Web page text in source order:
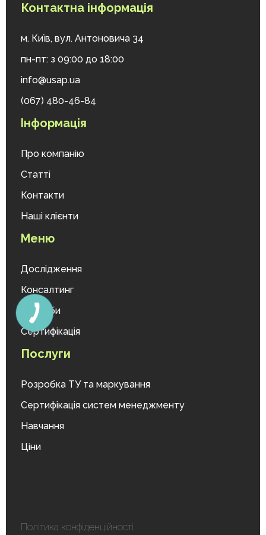
Контактна інформація
м. Київ, вул. Антоновича 34
пн-пт: з 09:00 до 18:00
info@usap.ua
(067) 480-46-84
Інформація
Про компанію
Статті
Контакти
Наші клієнти
Меню
Дослідження
Консалтинг
Міжлаби
Сертифікація
Послуги
Розробка ТУ та маркування
Сертифікація систем менеджменту
Навчання
Ціни
Політика конфіденційності